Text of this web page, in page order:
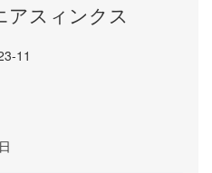
アスィンクス
11